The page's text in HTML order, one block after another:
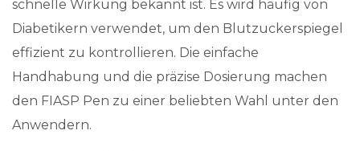
schnelle Wirkung bekannt ist. Es wird häufig von
Diabetikern verwendet, um den Blutzuckerspiegel
effizient zu kontrollieren. Die einfache
Handhabung und die präzise Dosierung machen
den FIASP Pen zu einer beliebten Wahl unter den
Anwendern.